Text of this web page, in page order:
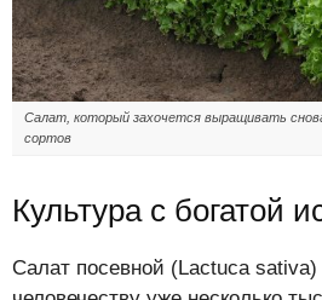
Салат, который захочется выращивать
сортов
Культура с богатой
Салат посевной (Lactuca sativa)